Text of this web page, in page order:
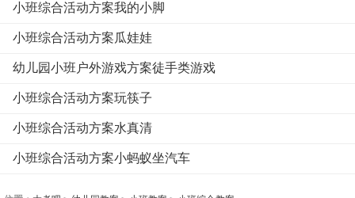
小班综合活动方案我的小脚
小班综合活动方案瓜娃娃
幼儿园小班户外游戏方案徒手类游戏
小班综合活动方案玩筷子
小班综合活动方案水真清
小班综合活动方案小蚂蚁坐汽车